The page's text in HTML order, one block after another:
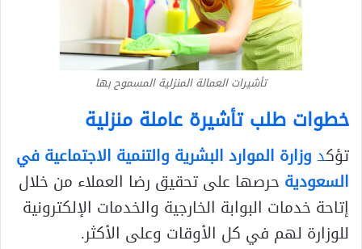
تأشيرات العمالة المنزلية المسموح بها
خطوات طلب تأشيرة عاملة منزلية
تؤكدوزارة الموارد البشرية والتنمية الاجتماعية في
السعودية حرصها على تحقيق رضا العملاء من خلال
إتاحة خدمات البوابة الخارجية والخدمات الإلكترونية
للوزارة لهم في كل الأوقات وعلى الأكثر.